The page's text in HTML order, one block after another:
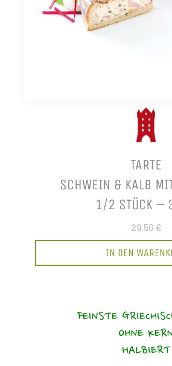
TARTE
SCHWEIN & KALB
1/2 STÜCK –
29,50 €
IN DEN
FEINSTE
OHNE
HALBIERT